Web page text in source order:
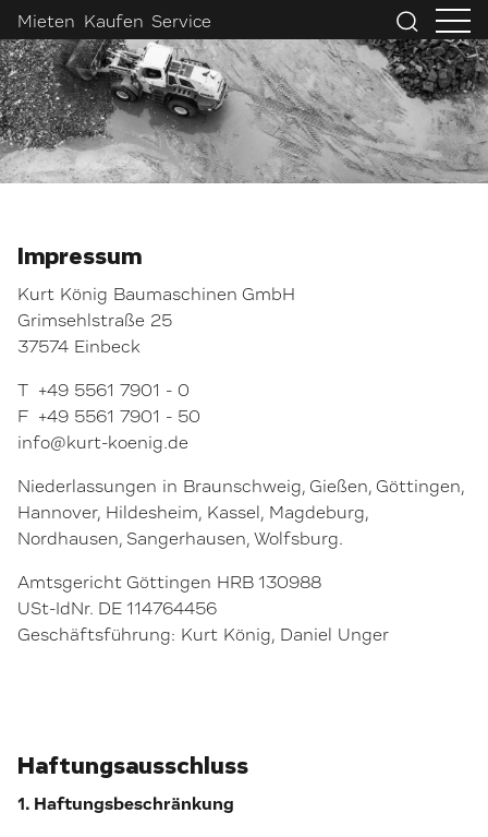
Mieten Kaufen Service
Impressum
Kurt König Baumaschinen GmbH
Grimsehlstraße 25
37574 Einbeck
T +49 5561 7901 - 0
F +49 5561 7901 - 50
info@kurt-koenig.de
Niederlassungen in Braunschweig, Gießen, Göttingen,
Hannover, Hildesheim, Kassel, Magdeburg,
Nordhausen, Sangerhausen, Wolfsburg.
Amtsgericht Göttingen HRB 130988
USt-IdNr. DE 114764456
Geschäftsführung: Kurt König, Daniel Unger
Haftungsausschluss
1. Haftungsbeschränkung